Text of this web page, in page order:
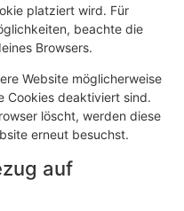
platziert wird. Für
beachte die
Browsers.
Website möglicherweise
Cookies deaktiviert sind.
löscht, werden diese
erneut besuchst.
auf